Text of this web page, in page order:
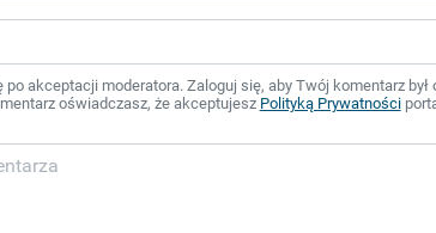
akceptacji moderatora. Zaloguj się, aby Twój komentarz
oświadczasz, że akceptujesz Polityką Prywatności